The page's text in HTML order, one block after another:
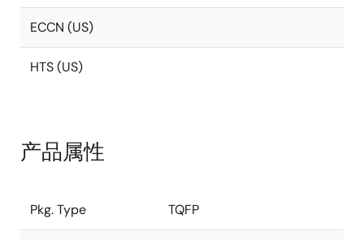
ECCN (US)
HTS (US)
产品属性
Pkg. Type TQFP